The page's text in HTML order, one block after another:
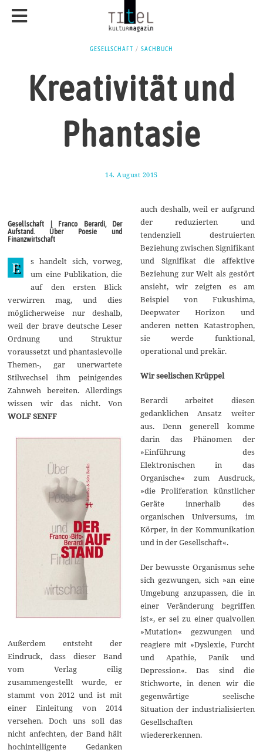
GESELLSCHAFT / SACHBUCH
Kreativität und
Phantasie
14. August 2015
u
s
t
2
0
1
Gesellschaft | Franco Berardi, Der
Aufstand. Über Poesie und
Finanzwirtschaft
E
s handelt sich, vorweg,
um eine Publikation, die
auf den ersten Blick
verwirren mag, und dies
möglicherweise nur deshalb,
weil der brave deutsche Leser
Ordnung und Struktur
voraussetzt und phantasievolle
Themen-, gar unerwartete
Stilwechsel ihm peinigendes
Zahnweh bereiten. Allerdings
wissen wir das nicht. Von
WOLF SENFF
Außerdem entsteht der
Eindruck, dass dieser Band
vom Verlag eilig
zusammengestellt wurde, er
stammt von 2012 und ist mit
einer Einleitung von 2014
versehen. Doch uns soll das
nicht anfechten, der Band hält
hochintelligente Gedanken
auch deshalb, weil er aufgrund
der reduzierten und
tendenziell destruierten
Beziehung zwischen Signifikant
und Signifikat die affektive
Beziehung zur Welt als gestört
ansieht, wir zeigten es am
Beispiel von Fukushima,
Deepwater Horizon und
anderen netten Katastrophen,
sie werde funktional,
operational und prekär.
Wir seelischen Krüppel
Berardi arbeitet diesen
gedanklichen Ansatz weiter
aus. Denn generell komme
darin das Phänomen der
»Einführung des
Elektronischen in das
Organische« zum Ausdruck,
»die Proliferation künstlicher
Geräte innerhalb des
organischen Universums, im
Körper, in der Kommunikation
und in der Gesellschaft«.
Der bewusste Organismus sehe
sich gezwungen, sich »an eine
Umgebung anzupassen, die in
einer Veränderung begriffen
ist«, er sei zu einer qualvollen
»Mutation« gezwungen und
reagiere mit »Dyslexie, Furcht
und Apathie, Panik und
Depression«. Das sind die
Stichworte, in denen wir die
gegenwärtige seelische
Situation der industrialisierten
Gesellschaften
wiedererkennen.